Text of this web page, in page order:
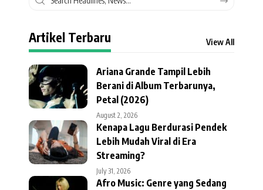
Artikel Terbaru View All
Ariana Grande Tampil Lebih
Berani di Album Terbarunya,
Petal (2026)
August 2, 2026
Kenapa Lagu Berdurasi Pendek
Lebih Mudah Viral di Era
Streaming?
July 31, 2026
Afro Music: Genre yang Sedang